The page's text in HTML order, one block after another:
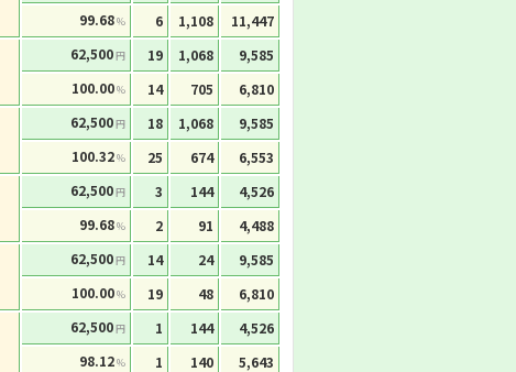
99.68% 6 1,108
11,447
62,500円 19 1,068
9,585
100.00% 14 705
6,810
62,500円 18 1,068
9,585
100.32% 25 674
6,553
62,500円 3 144
4,526
99.68% 2 91
4,488
62,500円 14 24
9,585
100.00% 19 48
6,810
62,500円 1 144
4,526
98.12% 1 140
5,643